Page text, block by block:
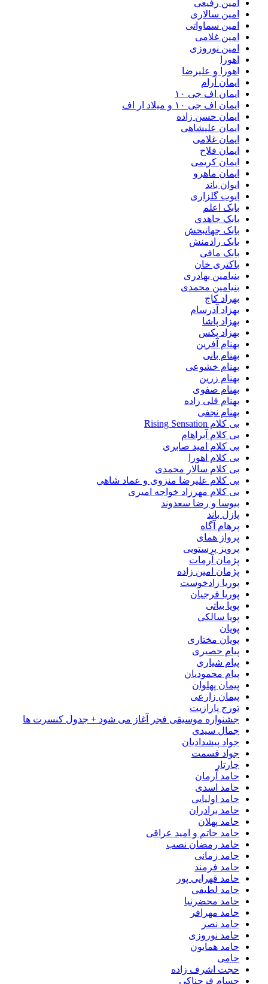
امین رفیعی
امین سالاری
امین سماواتی
امین غلامی
امین نوروزی
اهورا
اهورا و علیرضا
ایمان آرام
ایمان اف جی ۱۰
ایمان اف جی ۱۰ و میلاد ار اف
ایمان حسن زاده
ایمان علیشاهی
ایمان غلامی
ایمان فلاح
ایمان کریمی
ایمان ماهرو
ایوان باند
ایوب گلزاری
بابک اعلم
بابک جاهدی
بابک جهانبخش
بابک رادمنش
بابک مافی
باکتری خان
بنیامین بهادری
بنیامین محمدی
بهراد کاج
بهزاد آذرسام
بهزاد پاشا
بهزاد پکس
بهنام آفرین
بهنام بانی
بهنام خشوعی
بهنام زرین
بهنام صفوی
بهنام قلی زاده
بهنام نجفی
بی کلام Rising Sensation
بی کلام آبراهام
بی کلام امید صابری
بی کلام اهورا
بی کلام سالار محمدی
بی کلام علیرضا منزوی و عماد شاهی
بی کلام مهرزاد خواجه امیری
بیوسا و رضا سعدوند
پازل باند
پرهام آگاه
پرواز همای
پرویز پرستویی
پژمان آرمات
پژمان امین زاده
پوریا زادخوست
پوریا فرجیان
پویا بیاتی
پویا سالکی
پویان
پویان مختاری
پیام حصیری
پیام شیاری
پیام محمودیان
پیمان پهلوان
پیمان زارعی
تورج پارازیت
جشنواره موسیقی فجر آغاز می شود + جدول کنسرت ها
جمال سیدی
جواد پیشدادیان
جواد قسمت
چارتار
حامد آرمان
حامد اسدی
حامد اولیایی
حامد برادران
حامد پهلان
حامد حاتم و امید عراقی
حامد رمضان نصب
حامد زمانی
حامد فرمند
حامد قهرایی پور
حامد لطیفی
حامد محضرنیا
حامد مهرافر
حامد نصر
حامد نوروزی
حامد همایون
حامی
حجت اشرف زاده
حسام فرحناکی